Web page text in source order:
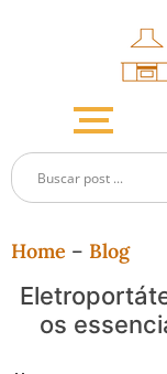
Home – Blog
os